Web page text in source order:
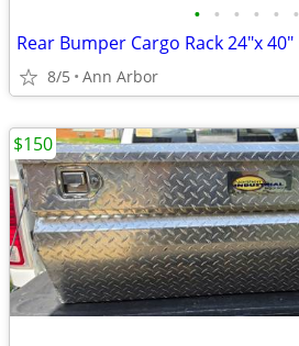
• • • • • •
Rear Bumper Cargo Rack 24"x 40"
8/5 Ann Arbor
$150